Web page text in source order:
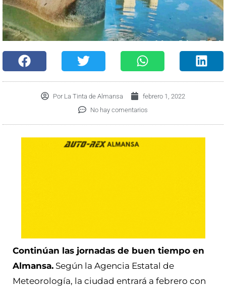
Por La Tinta de Almansa
febrero 1, 2022
No hay comentarios
Continúan las jornadas de buen tiempo en
Almansa. Según la Agencia Estatal de
Meteorología, la ciudad entrará a febrero con